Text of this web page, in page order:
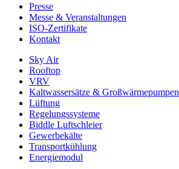
Presse
Messe & Veranstaltungen
ISO-Zertifikate
Kontakt
Sky Air
Rooftop
VRV
Kaltwassersätze & Großwärmepumpen
Lüftung
Regelungssysteme
Biddle Luftschleier
Gewerbekälte
Transportkühlung
Energiemodul